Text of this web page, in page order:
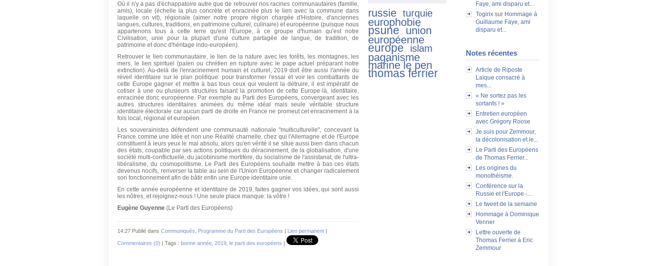
Faye, ami disparu et...
Togirix sur Hommage à
Guillaume Faye, ami
disparu et...
Notes récentes
Article de Riposte
Laïque consacré à
mes...
« Ne sortez pas les
sortants ! »
Entretien européen
avec Grégory Roose
Je suis pour Zemmour,
la décolonisation et le...
Le Parti des Européens
de Thomas Ferrier...
Les origines du
monothéisme.
Conférence sur la
Russie et l'Europe -...
Le tweet de la semaine
Hommage à Dominique
Venner
Lettre ouverte de
Thomas Ferrier à Eric
Zemmour
russie turquie
europhobie
psune union
européenne
europe islam
paganisme
marine le pen
thomas ferrier
Où il n'y a pas d'échappatoire autre que de retrouver nos racines communautaires (famille,
amis), locale (échelle la plus concrète et enracinée plus le lien avec la commune dans
laquelle on vit), régionale (aimer notre propre région chargée d'Histoire, d'anciennes
langues, cultures, traditions, en patrimoine culturel, culinaire) et européenne (puisque nous
appartenons tous à cette terre qu'est l'Europe, à ce groupe d'humain qu'est notre
Civilisation, unie pour la plupart d'une culture partagée de langue, de tradition, de
patrimoine et donc d'héritage indo-européen).
Retrouver le lien communautaire, le lien de la nature avec les forêts, les montagnes, les
mers, le lien spirituel (païen ou chrétien en rupture avec le pape actuel préparant notre
extinction). Au-delà de l'enracinement humain et culturel, 2019 doit être aussi l'année du
réveil identitaire sur le plan politique: pour transformer l'essai et voir les combattants de
cette Europe gagner et mettre à bas tous ceux qui veulent la détruire, il est impératif de
cotiser à une ou plusieurs structures faisant la promotion de cette Europe-là, identitaire,
enracinée donc européenne. Par exemple au Parti des Européens, convergeant avec les
autres structures identitaires animées du même idéal mais seule véritable structure
identitaire électorale car aucun parti de droite en France ne promeut cet enracinement à la
fois local, régional et européen.
Les souverainistes défendent une communauté nationale "multiculturelle", concevant la
France comme une Idée et non une Réalité charnelle, chez qui l'Allemagne et de l'Europe
constituent à leurs yeux le mal absolu, alors qu'en vérité il se situe aussi bien dans chacun
des états, coupable par ses actions politiques du déracinement, de la globalisation, d'une
société multi-conflictuelle, du jacobinisme mortifère, du socialisme de l'assistanat, de l'ultra-
libéralisme, du cosmopolitisme. Le Parti des Européens souhaite mettre à bas ces états
devenus nocifs, renverser la table au sein de l'Union Européenne et changer radicalement
son fonctionnement afin de bâtir enfin une Europe identitaire unie.
En cette année européenne et identitaire de 2019, faites gagner vos idées, qui sont aussi
les nôtres, et rejoignez-nous ! Une seule place manque: la vôtre !
Eugène Guyenne (Le Parti des Européens)
14:27 Publié dans Communiqués Programme du Parti des Européens | Lien permanent |
Commentaires (0) | Tags : bonne année 2019 le parti des européens |